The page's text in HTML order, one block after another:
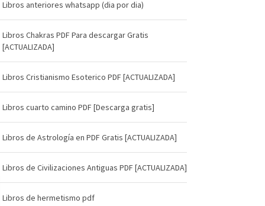
Libros anteriores whatsapp (dia por dia)
Libros Chakras PDF Para descargar Gratis
[ACTUALIZADA]
Libros Cristianismo Esoterico PDF [ACTUALIZADA]
Libros cuarto camino PDF [Descarga gratis]
Libros de Astrología en PDF Gratis [ACTUALIZADA]
Libros de Civilizaciones Antiguas PDF [ACTUALIZADA]
Libros de hermetismo pdf